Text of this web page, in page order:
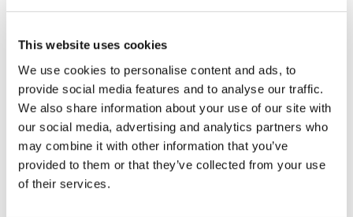
This website uses cookies
We use cookies to personalise content and ads, to
provide social media features and to analyse our traffic.
We also share information about your use of our site with
our social media, advertising and analytics partners who
may combine it with other information that you’ve
provided to them or that they’ve collected from your use
of their services.
Añade a la ruta Visita sitio web
REantwerp REstore & REstudio
Antwerpen
Kleine Markt 7, Antwerpen